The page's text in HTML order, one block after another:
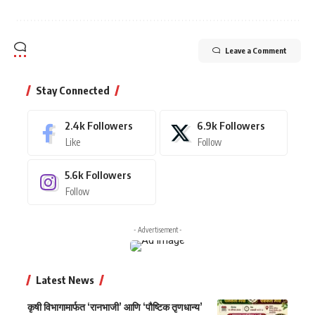
Leave a Comment
Stay Connected
2.4k Followers
Like
6.9k Followers
Follow
5.6k Followers
Follow
- Advertisement -
Latest News
कृषी विभागामार्फत ‘रानभाजी’ आणि ‘पौष्टिक तृणधान्य’